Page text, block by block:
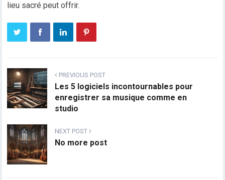
lieu sacré peut offrir.
PREVIOUS POST
Les 5 logiciels incontournables pour
enregistrer sa musique comme en
studio
NEXT POST
No more post